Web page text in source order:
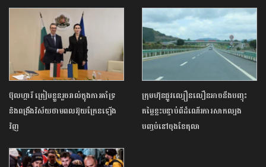
ប៊ុលហ្ការី ត្រៀមខ្លួនរួចរាល់ក្នុងការគាំទ្រ
និងពង្រឹងវិស័យថាមពលអ៊ុយក្រែនឡើង
វិញ
ក្រុមហ៊ុនផ្លូវល្បឿនលឿនអាចនឹងបញ្ចុះ
តម្លៃខ្លះបន្ទាប់ពីដំណើរការសាកល្បង
បញ្ចប់នៅចុងខែតុលា